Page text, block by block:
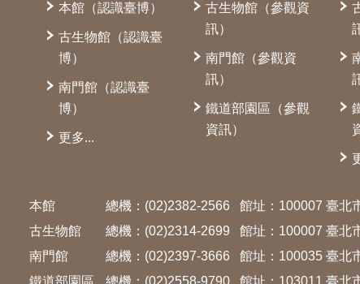
本館（認識臺博）
古生物館（認識臺
博）
南門館（認識臺
博）
更多...
古生物館（參觀資
訊）
南門館（參觀資
訊）
鐵道部園區（參觀
資訊）
本館 總機：(02)2382-2566 館址：100007 臺北
古生物館
總機：(02)2314-2699 館址：100007 臺北
南門館
總機：(02)2397-3666 館址：100035 臺北
鐵道部園區
總機：(02)2558-9790 館址：103011 臺北